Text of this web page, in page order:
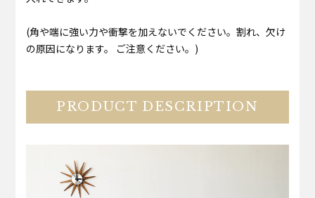
(角や端に強い力や衝撃を加えないでください。割れ、欠け
の原因になります。 ご注意ください。)
PRODUCT DESCRIPTION